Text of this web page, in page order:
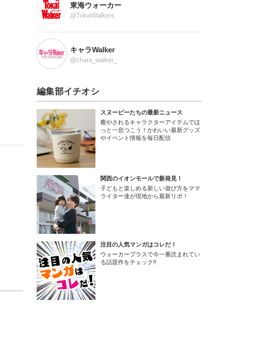
東海ウォーカー
@TokaiWalkers
キャラWalker
@chara_walker_
編集部イチオシ
スヌーピーたちの最新ニュース
癒やされるキャラクターアイテムでほ
っと一息つこう！かわいい最新グッズ
やイベント情報を毎日配信
関西のイオンモールで新発見！
子どもと楽しめる新しい遊び方をママ
ライター達が現地から最新リポ！
注目の人気マンガはコレだ！
ウォーカープラスで今一番読まれてい
る話題作をチェック!!